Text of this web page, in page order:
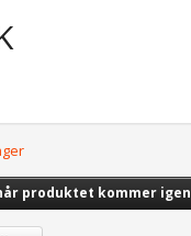
produktet kommer igen